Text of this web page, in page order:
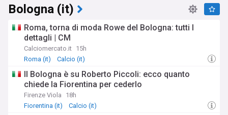
Bologna (it)
Roma, torna di moda Rowe del Bologna: tutti I
dettagli | CM
Calciomercato.it 15h
Roma (it)
Calcio (it)
Il Bologna è su Roberto Piccoli: ecco quanto
chiede la Fiorentina per cederlo
Firenze Viola
18h
Fiorentina (it)
Calcio (it)